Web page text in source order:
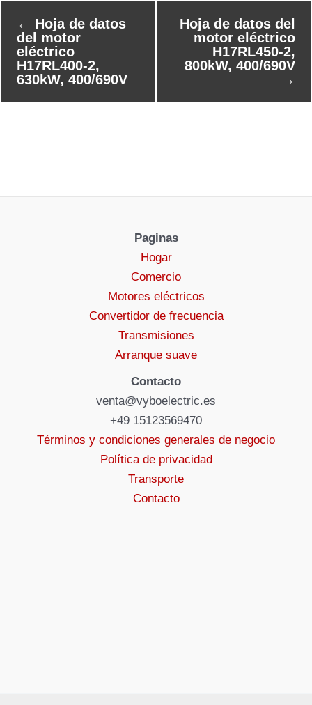
← Hoja de datos
del motor
eléctrico
H17RL400-2,
630kW, 400/690V
Hoja de datos del
motor eléctrico
H17RL450-2,
800kW, 400/690V
→
Paginas
Hogar
Comercio
Motores eléctricos
Convertidor de frecuencia
Transmisiones
Arranque suave
Contacto
venta@vyboelectric.es
+49 15123569470
Términos y condiciones generales de negocio
Política de privacidad
Transporte
Contacto